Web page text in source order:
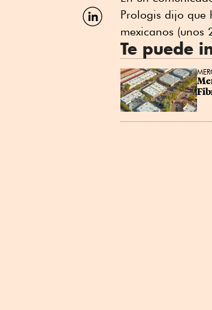
Facebook
Compartir
por
Prologis dijo que
mexicanos (unos
Te puede